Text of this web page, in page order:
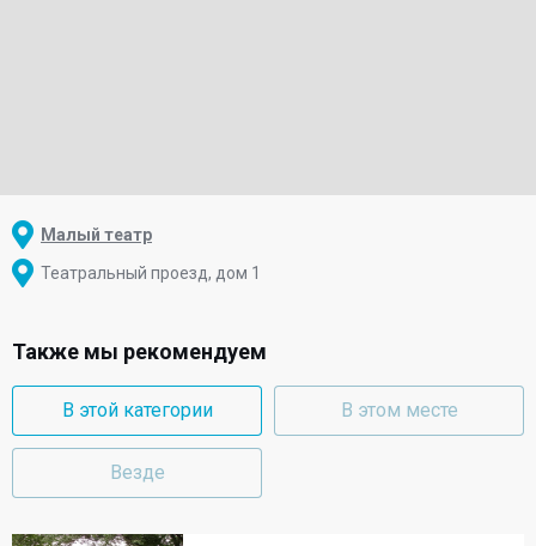
Малый театр
Театральный проезд, дом 1
Также мы рекомендуем
В этой категории В этом месте
Везде